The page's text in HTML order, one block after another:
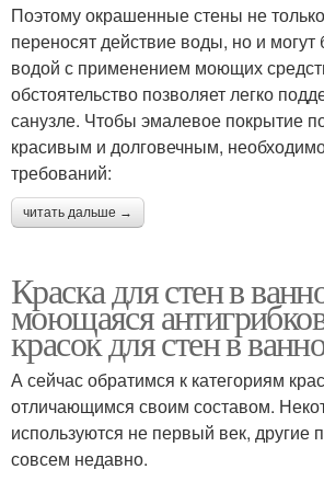
Поэтому окрашенные стены не
переносят действие воды, но и
водой с применением моющих
обстоятельство позволяет легко
санузле. Чтобы эмалевое покрытие
красивым и долговечным,
требований:
читать дальше →
Краска для стен в
моющаяся
красок для стен в
А сейчас обратимся к категориям
отличающимся своим составом.
используются не первый век, другие
совсем недавно.